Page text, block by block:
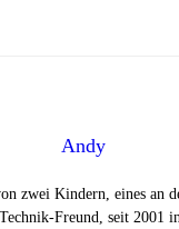
Andy
zwei Kindern, eines an
Freund, seit 2001